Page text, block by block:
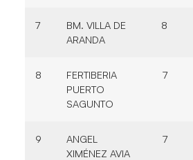
7
BM. VILLA DE
ARANDA
8
8
FERTIBERIA
PUERTO
SAGUNTO
7
9
ANGEL
XIMÉNEZ AVIA
7